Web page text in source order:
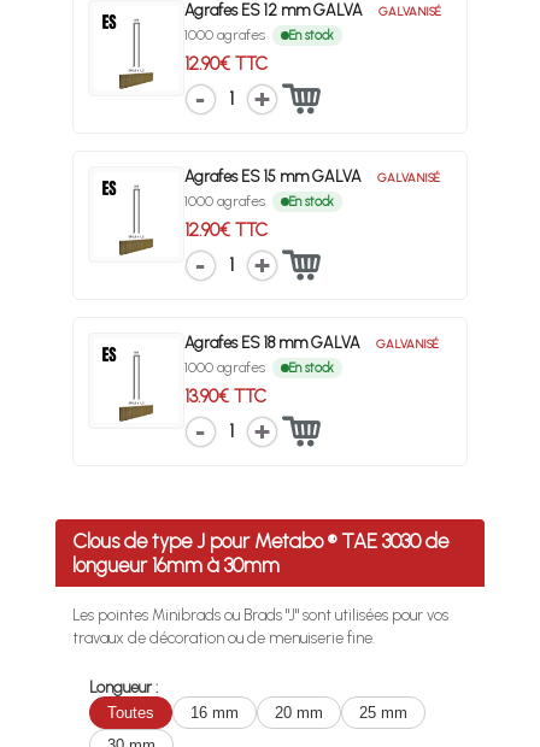
Agrafes ES 12 mm GALVA GALVANISÉ
1000 agrafes En stock
12.90€ TTC
1
Agrafes ES 15 mm GALVA GALVANISÉ
1000 agrafes En stock
12.90€ TTC
1
Agrafes ES 18 mm GALVA GALVANISÉ
1000 agrafes En stock
13.90€ TTC
1
Clous de type J pour Metabo ® TAE 3030 de
longueur 16mm à 30mm
Les pointes Minibrads ou Brads "J" sont utilisées pour vos
travaux de décoration ou de menuiserie fine.
Longueur :
Toutes
16 mm 20 mm
25 mm